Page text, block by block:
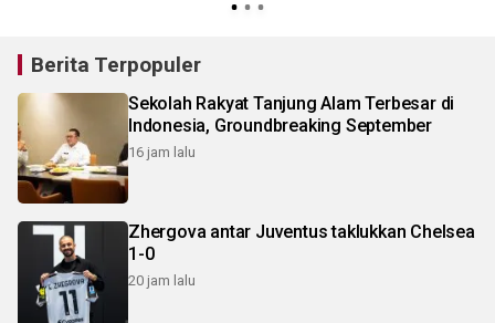
Berita Terpopuler
Sekolah Rakyat Tanjung Alam Terbesar di
Indonesia, Groundbreaking September
16 jam lalu
Zhergova antar Juventus taklukkan Chelsea
1-0
20 jam lalu